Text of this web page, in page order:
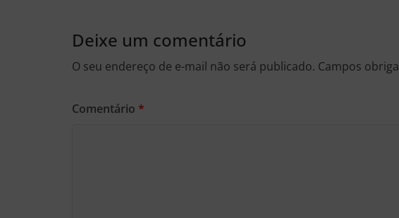
Deixe um comentário
O seu endereço de e-mail não será publicado. Campos
Comentário *